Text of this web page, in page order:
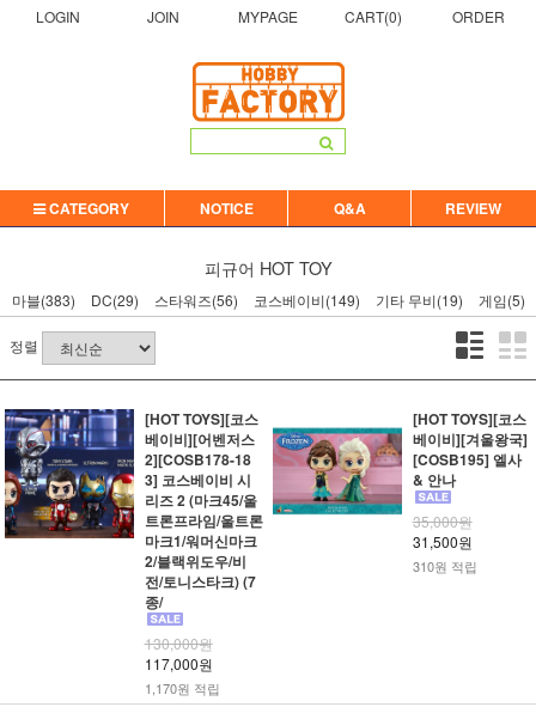
LOGIN JOIN MYPAGE CART(0) ORDER
CATEGORY NOTICE Q&A REVIEW
피규어 HOT TOY
마블(383) DC(29) 스타워즈(56) 코스베이비(149) 기타 무비(19) 게임(5)
정렬
[HOT TOYS][코스
베이비][어벤저스
2][COSB178-18
3] 코스베이비 시
리즈 2 (마크45/울
트론프라임/울트론
마크1/워머신마크
2/블랙위도우/비
전/토니스타크) (7
종/
130,000원
117,000원
1,170원 적립
[HOT TOYS][코스
베이비][겨울왕국]
[COSB195] 엘사
& 안나
35,000원
31,500원
310원 적립